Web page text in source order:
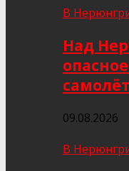
В
Над
09.08.2026
В